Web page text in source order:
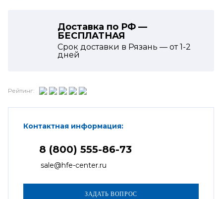
Доставка по РФ —
БЕСПЛАТНАЯ
Срок доставки в Рязань — от1-2
дней
Рейтинг:
Контактная информация:
8 (800) 555-86-73
sale@hfe-center.ru